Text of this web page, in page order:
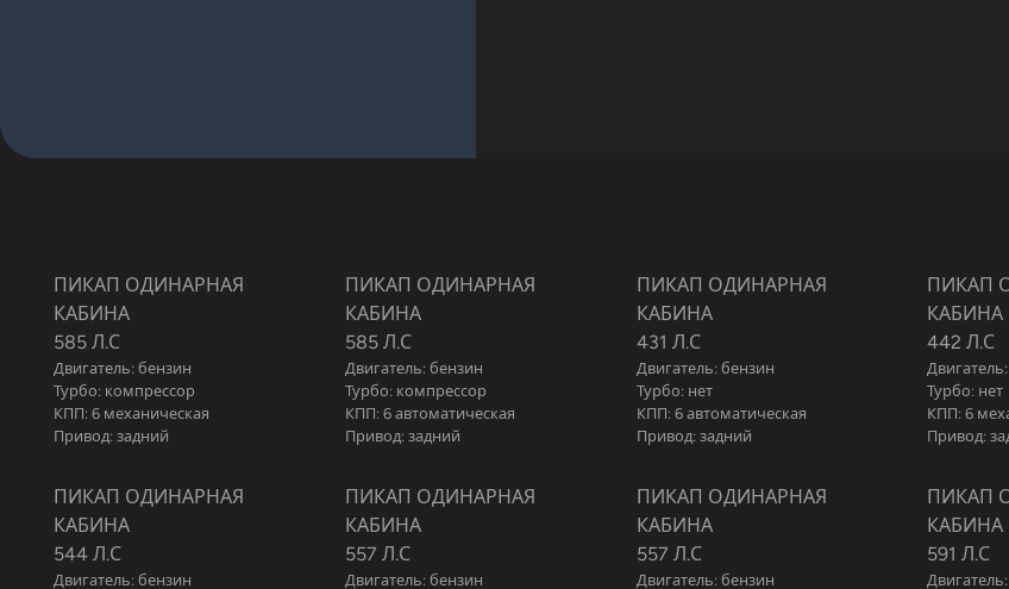
ПИКАП ОДИНАРНАЯ
КАБИНА
585 Л.С
Двигатель: бензин
Турбо: компрессор
КПП: 6 механическая
Привод: задний
ПИКАП ОДИНАРНАЯ
КАБИНА
585 Л.С
Двигатель: бензин
Турбо: компрессор
КПП: 6 автоматическая
Привод: задний
ПИКАП ОДИНАРНАЯ
КАБИНА
431 Л.С
Двигатель: бензин
Турбо: нет
КПП: 6 автоматическая
Привод: задний
ПИКАП
КАБИНА
442 Л.С
Турбо: нет
КПП: 6
Привод:
ПИКАП ОДИНАРНАЯ
КАБИНА
544 Л.С
Двигатель: бензин
ПИКАП ОДИНАРНАЯ
КАБИНА
557 Л.С
Двигатель: бензин
ПИКАП ОДИНАРНАЯ
КАБИНА
557 Л.С
Двигатель: бензин
ПИКАП
КАБИНА
591 Л.С